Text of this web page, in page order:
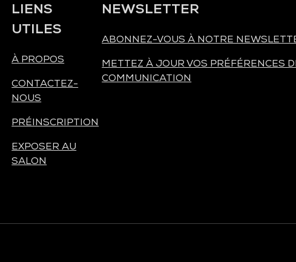
LIENS
UTILES
À PROPOS
CONTACTEZ-
NOUS
PRÉINSCRIPTION
EXPOSER AU
SALON
NEWSLETTER
ABONNEZ-VOUS À NOTRE
METTEZ À JOUR VOS PRÉFÉRENCES
COMMUNICATION